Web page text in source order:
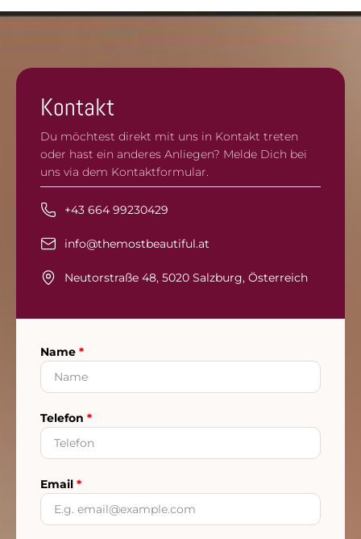
Kontakt
Du möchtest direkt mit uns in Kontakt treten
oder hast ein anderes Anliegen? Melde Dich bei
uns via dem Kontaktformular.
+43 664 99230429
info@themostbeautiful.at
Neutorstraße 48, 5020 Salzburg, Österreich
Name *
Telefon *
Email *